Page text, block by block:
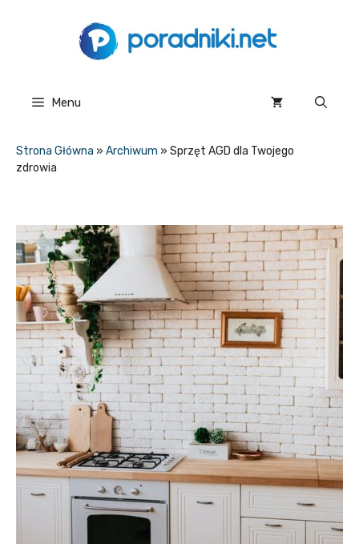
Menu
Strona Główna » Archiwum » Sprzęt AGD dla Twojego
zdrowia